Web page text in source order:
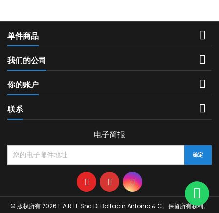
单件商品 
我们的公司 
你的账户 
联系 
电子简报
© 版权所有 2026 F.A.R.H. Snc Di Bottacin Antonio & C。保留所有权利。